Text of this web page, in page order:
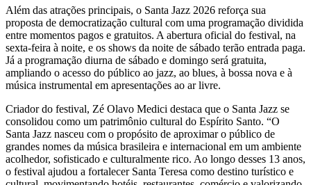
Além das atrações principais, o Santa Jazz 2026 reforça sua
proposta de democratização cultural com uma programação dividida
entre momentos pagos e gratuitos. A abertura oficial do festival, na
sexta-feira à noite, e os shows da noite de sábado terão entrada paga.
Já a programação diurna de sábado e domingo será gratuita,
ampliando o acesso do público ao jazz, ao blues, à bossa nova e à
música instrumental em apresentações ao ar livre.
Criador do festival, Zé Olavo Medici destaca que o Santa Jazz se
consolidou como um patrimônio cultural do Espírito Santo. “O
Santa Jazz nasceu com o propósito de aproximar o público de
grandes nomes da música brasileira e internacional em um ambiente
acolhedor, sofisticado e culturalmente rico. Ao longo desses 13 anos,
o festival ajudou a fortalecer Santa Teresa como destino turístico e